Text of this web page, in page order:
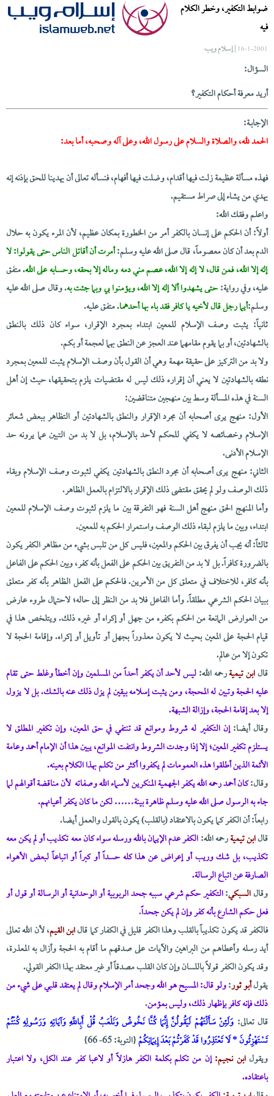
ضوابط التكفير، وخطر الكلام
فيه
16-1-2001 | إسلام ويب
السؤال:
أريد معرفة أحكام التكفير؟
الإجابــة:
الحمد لله، والصلاة والسلام على رسول الله، وعلى آله وصحبه، أما بعد:
فهذه مسألة عظيمة زلت فيها أقدام، وضلت فيها أفهام، فنسأله تعالى أن يهدينا للحق بإذنه إنه
يهدي من يشاء إلى صراط مستقيم.
واعلم وفقك الله:
أولاً: أن الحكم على إنسان بالكفر أمر من الخطورة بمكان عظيم، لأن المرء يكون به حلال
الدم بعد أن كان معصوماً، قال صلى الله عليه وسلم:أمرت أن أقاتل الناس حتى يقولوا: لا
إله إلا الله، فمن قال، لا إله إلا الله، عصم مني دمه وماله إلا بحقه، وحسابه على الله.متفق
عليه، وفي رواية:حتى يشهدوا ألا إله إلا الله، ويؤمنوا بي وبما جئت به. وقال صلى الله عليه
وسلم:أيما رجل قال لأخيه يا كافر فقد باء بها أحدهما.متفق عليه.
ثانياً: يثبت وصف الإسلام للمعين ابتداء بمجرد الإقرار، سواء كان ذلك بالنطق
بالشهادتين، أو بما يقوم مقامهما عند العجز عن النطق بهما لعجمة أو بكم.
ولا بد من التركيز على حقيقة مهمة وهي أن القول بأن وصف الإسلام يثبت للمعين بمجرد
نطقه بالشهادتين لا يعني أن إقراره ذلك ليس له مقتضيات يلزم بتحقيقها، حيث إن أهل
السنة في هذه المسألة وسط بين منهجين متناقضين:
الأول: منهج يرى أصحابه أن مجرد الإقرار والنطق بالشهادتين أو التظاهر ببعض شعائر
الإسلام وخصائصه لا يكفي للحكم لأحد بالإسلام، بل لا بد من التبين عما يرونه حد
الإسلام الأدنى.
الثاني: منهج يرى أصحابه أن مجرد النطق بالشهادتين يكفي لثبوت وصف الإسلام وبقاء
ذلك الوصف ولو لم يحقق مقتضى ذلك الإقرار بالالتزام بالعمل الظاهر.
وأما المنهج الحق منهج أهل السنة فهو التفرقة بين ما يلزم لثبوت وصف الإسلام للمعين
ابتداء، وبين ما يلزم لبقاء ذلك الوصف واستمرار الحكم به للمعين.
ثالثاً: أنه يجب أن يفرق بين الحكم والمعين، فليس كل من تلبس بشيء من مظاهر الكفر يكون
بالضرورة كافراً. بل لا بد من التفريق بين الحكم على الفعل بأنه كفر، وبين الحكم على الفاعل
بأنه كافر، للاختلاف في متعلق كل من الأمرين. فالحكم على الفعل الظاهر بأنه كفر متعلق
ببيان الحكم الشرعي مطلقاً. وأما الفاعل فلا بد من النظر إلى حاله؛ لاحتمال طروء عارض
من العوارض المانعة من الحكم بكفره من جهل أو إكراه أو غيره ذلك. ويتلخص هذا في
قيام الحجة على المعين بحيث لا يكون معذوراً بجهل أو تأويل أو إكراه. وإقامة الحجة لا
تكون إلا من عالم.
قالابن تيميةرحمه الله:ليس لأحد أن يكفر أحداً من المسلمين وإن أخطأ وغلط حتى تقام
عليه الحجة وتبين له المحجة، ومن يثبت إسلامه بيقين لم يزل ذلك عنه بالشك. بل لا يزول
إلا بعد إقامة الحجة، وإزالة الشبهة.
وقال أيضا:إن التكفير له شروط وموانع قد تنتفي في حق المعين، وإن تكفير المطلق لا
يستلزم تكفير المعين؛ إلا إذا وجدت الشروط وانتفت الموانع، يبين هذا أن الإمام أحمد وعامة
الأئمة الذين أطلقوا هذه العمومات لم يكفروا أكثر من تكلم بهذا الكلام بعينه.
وقال:كان أحمد رحمه الله يكفر الجهمية المنكرين لأسماء الله وصفاته لأن مناقضة أقوالهم لما
جاء به الرسول صلى الله عليه وسلم ظاهرة بينة…… لكن ما كان يكفر أعيانهم.
رابعاً: أن الكفر كما يكون بالاعتقاد (بالقلب) يكون بالقول والعمل أيضا.
قالابن تيميةرحمه الله:الكفر عدم الإيمان بالله ورسله سواء كان معه تكذيب أو لم يكن معه
تكذيب، بل شك وريب أو إعراض عن هذا كله حسداً أو كبراً أو اتباعاً لبعض الأهواء
الصارفة عن اتباع الرسالة.
وقالالسبكي:التكفير حكم شرعي سببه جحد الربوبية أو الوحدانية أو الرسالة أو قول أو
فعل حكم الشارع بأنه كفر وإن لم يكن جحداً.
فالكفر قد يكون تكذيباً بالقلب وهذا الكفر قليل في الكفار كما قالابن القيم، لأن الله تعالى
أيد رسله وأعطاهم من البراهين والآيات على صدقهم ما أقام به الحجة وأزال به المعذرة،
وقد يكون الكفر قولاً باللسان وإن كان القلب مصدقاً أو غير معتقد بهذا الكفر القولي.
يقولأبو ثور:ولو قال: المسيح هو الله وجحد أمر الإسلام وقال لم يعتقد قلبي على شيء من
ذلك فإنه كافر بإظهار ذلك، وليس بمؤمن.
قال تعالى: وَلَئِنْ سَأَلْتَهُمْ لَيَقُولُنَّ إِنَّمَا كُنَّا نَخُوضُ وَنَلْعَبُ قُلْ أَبِاللَّهِ وَآيَاتِهِ وَرَسُولِهِ كُنْتُمْ
تَسْتَهْزِئُونَ * لَا تَعْتَذِرُوا قَدْ كَفَرْتُمْ بَعْدَ إِيمَانِكُمْ{التوبة: 65- 66}
ويقولابن نجيم: إن من تكلم بكلمة الكفر هازلاً أو لاعبا كفر عند الكل، ولا اعتبار
باعتقاده.